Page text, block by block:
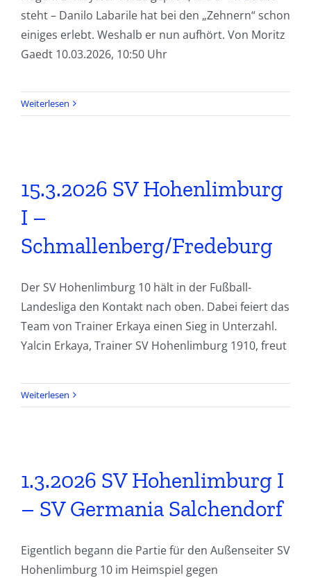
steht – Danilo Labarile hat bei den „Zehnern“ schon
einiges erlebt. Weshalb er nun aufhört. Von Moritz
Gaedt 10.03.2026, 10:50 Uhr
Weiterlesen
15.3.2026 SV Hohenlimburg
I –
Schmallenberg/Fredeburg
Der SV Hohenlimburg 10 hält in der Fußball-
Landesliga den Kontakt nach oben. Dabei feiert das
Team von Trainer Erkaya einen Sieg in Unterzahl.
Yalcin Erkaya, Trainer SV Hohenlimburg 1910, freut
Weiterlesen
1.3.2026 SV Hohenlimburg I
– SV Germania Salchendorf
Eigentlich begann die Partie für den Außenseiter SV
Hohenlimburg 10 im Heimspiel gegen